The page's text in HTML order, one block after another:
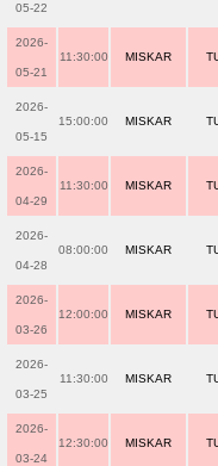
05-22
2026-
05-21
11:30:00 MISKAR
2026-
05-15
15:00:00 MISKAR
2026-
04-29
11:30:00 MISKAR
2026-
04-28
08:00:00 MISKAR
2026-
03-26
12:00:00 MISKAR
2026-
03-25
11:30:00 MISKAR
2026-
03-24
12:30:00 MISKAR